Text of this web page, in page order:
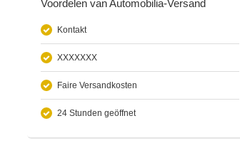
Voordelen van Automobilia-Versand
Kontakt
XXXXXXX
Faire Versandkosten
24 Stunden geöffnet